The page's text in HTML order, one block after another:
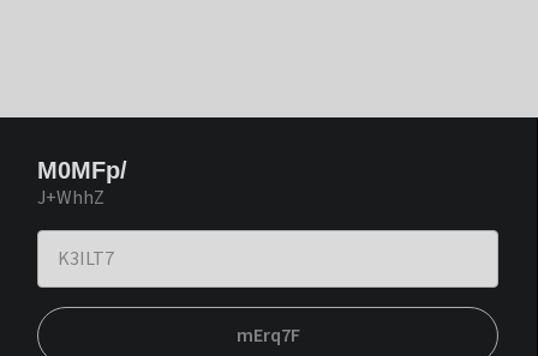
M0MFp/
J+WhhZ
mErq7F